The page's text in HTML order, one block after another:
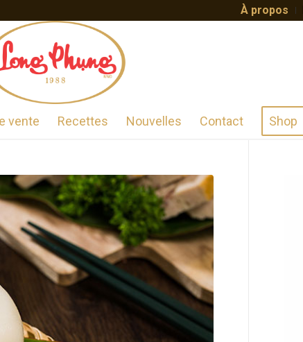
À propos
vente Recettes Nouvelles Contact Shop